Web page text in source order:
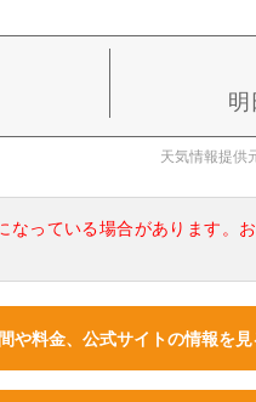
明
天気情報提供
っている場合があります。
や料金、公式サイトの情報を見